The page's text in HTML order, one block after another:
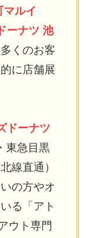
マルイ
ーナツ 池
くのお客
に店舗展
ドーナツ
東急目黒
線直通）
の方やオ
る「アト
ウト専門